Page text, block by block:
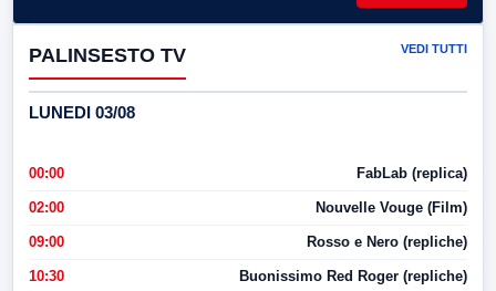
PALINSESTO TV VEDI TUTTI
LUNEDI 03/08
00:00 FabLab (replica)
02:00 Nouvelle Vouge (Film)
09:00 Rosso e Nero (repliche)
10:30 Buonissimo Red Roger (repliche)